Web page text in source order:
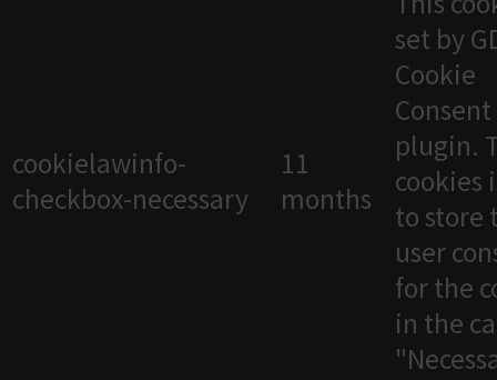
cookielawinfo-
checkbox-necessary
11
months
set by
Cookie
Consent
plugin.
cookies
to store
user
for the
in the